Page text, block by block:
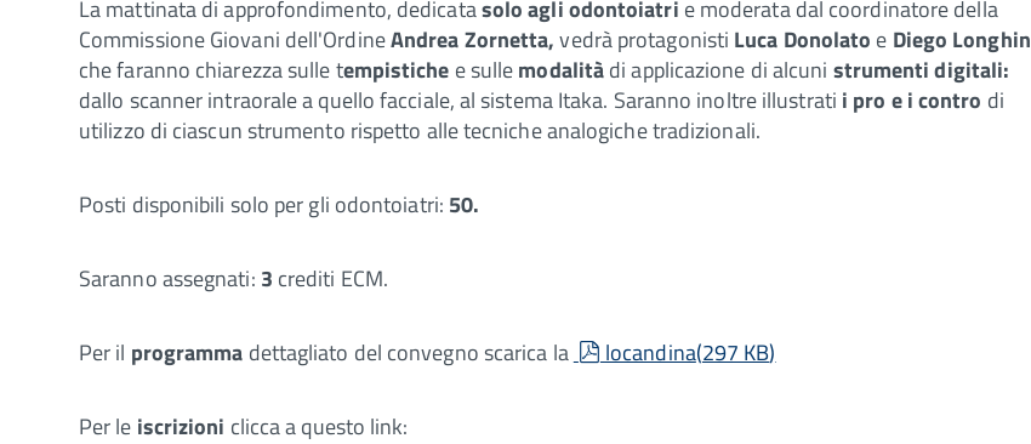
La mattinata di approfondimento, dedicatasolo agli odontoiatri e moderata dal coordinatore della
Commissione Giovani dell'OrdineAndrea Zornetta,vedrà protagonisti Luca Donolato e Diego Longhin
che faranno chiarezza sulle tempistiche e sullemodalitàdi applicazione di alcuni strumenti digitali:
dallo scanner intraorale a quello facciale, al sistema Itaka. Saranno inoltre illustrati i pro e i contro di
utilizzo di ciascun strumento rispetto alle tecniche analogiche tradizionali.
Posti disponibili solo per gli odontoiatri: 50.
Saranno assegnati: 3 crediti ECM.
Per il programma dettagliato del convegno scarica la pdf
locandina(297 KB)
Per le iscrizioni clicca a questo link: